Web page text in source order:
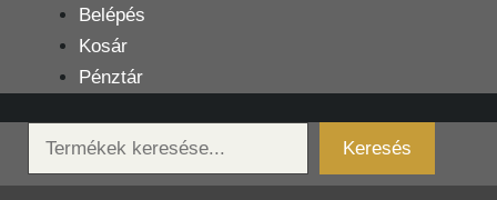
tartalomba
Belépés
Kosár
Pénztár
Keresés
Keresés